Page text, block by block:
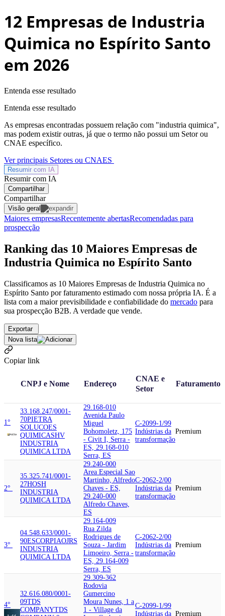
12 Empresas de Industria
Quimica no Espírito Santo
em 2026
Entenda esse resultado
Entenda esse resultado
As empresas encontradas possuem relação com "industria quimica",
mas podem existir outras, já que o termo não possui um Setor ou
CNAE específico.
Ver principais Setores ou CNAES
Resumir com IA
Resumir com IA
Compartilhar
Compartilhar
Visão geral
Maiores empresasRecentemente abertasRecomendadas para
prospecção
Ranking das 10 Maiores Empresas de
Industria Quimica no Espírito Santo
Classificamos as 10 Maiores Empresas de Industria Quimica no
Espírito Santo por faturamento estimado com nossa própria IA. É a
lista com a maior previsibilidade e confiabilidade do mercado para
sua prospecção B2B. A verdade que vende.
Exportar
Nova lista
Copiar link
CNPJ e Nome Endereço
CNAE e
Setor
Faturamento
1°
33.168.247/0001-
70PIETRA
SOLUCOES
QUIMICASHV
INDUSTRIA
QUIMICA LTDA
29.168-010
Avenida Paulo
Miguel
Bohomoletz, 175
- Civit I, Serra -
ES, 29.168-010
Serra, ES
C-2099-1/99
Indústrias da
transformação
Premium
2°
35.325.741/0001-
27HOSH
INDUSTRIA
QUIMICA LTDA
29.240-000
Area Especial Sao
Martinho, Alfredo
Chaves - ES,
29.240-000
Alfredo Chaves,
ES
C-2062-2/00
Indústrias da
transformação
Premium
3°
04.548.633/0001-
90ESCORPIAOJRS
INDUSTRIA
QUIMICA LTDA
29.164-009
Rua Zilda
Rodrigues de
Souza - Jardim
Limoeiro, Serra -
ES, 29.164-009
Serra, ES
C-2062-2/00
Indústrias da
transformação
Premium
4°
32.616.080/0001-
09TDS
COMPANYTDS
29.309-362
Rodovia
Gumercino
Moura Nunes, 1 a
1 - Village da
C-2099-1/99
Indústrias da Premium